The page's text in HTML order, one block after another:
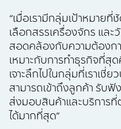
“เมื่อเรามีกลุ่มเป้าหมายที่
เลือกสรรเครื่องจักร และ
สอดคล้องกับความต้องก
เหมาะกับการทำธุรกิจที่สุ
เจาะลึกไปในกลุ่มที่เราเชี่
สามารถเข้าถึงลูกค้า รับ
ส่งมอบสินค้าและบริการ
ได้มากที่สุด”